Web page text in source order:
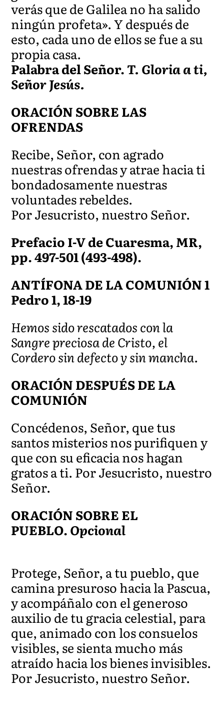
verás que de Galilea no ha salido
ningún profeta». Y después de
esto, cada uno de ellos se fue a su
propia casa.
Palabra del Señor.T. Gloria a ti,
Señor Jesús.
ORACIÓN SOBRE LAS
OFRENDAS
Recibe, Señor, con agrado
nuestras ofrendas y atrae hacia ti
bondadosamente nuestras
voluntades rebeldes.
Por Jesucristo, nuestro Señor.
Prefacio I-V de Cuaresma, MR,
pp. 497-501 (493-498).
ANTÍFONA DE LA COMUNIÓN 1
Pedro 1, 18-19
Hemos sido rescatados con la
Sangre preciosa de Cristo, el
Cordero sin defecto y sin mancha.
ORACIÓN DESPUÉS DE LA
COMUNIÓN
Concédenos, Señor, que tus
santos misterios nos purifiquen y
que con su eficacia nos hagan
gratos a ti. Por Jesucristo, nuestro
Señor.
ORACIÓN SOBRE EL
PUEBLO.Opcional
Protege, Señor, a tu pueblo, que
camina presuroso hacia la Pascua,
y acompáñalo con el generoso
auxilio de tu gracia celestial, para
que, animado con los consuelos
visibles, se sienta mucho más
atraído hacia los bienes invisibles.
Por Jesucristo, nuestro Señor.